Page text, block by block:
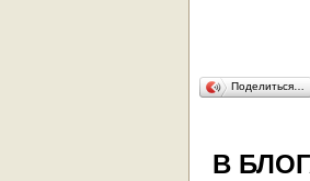
Поделиться…
В